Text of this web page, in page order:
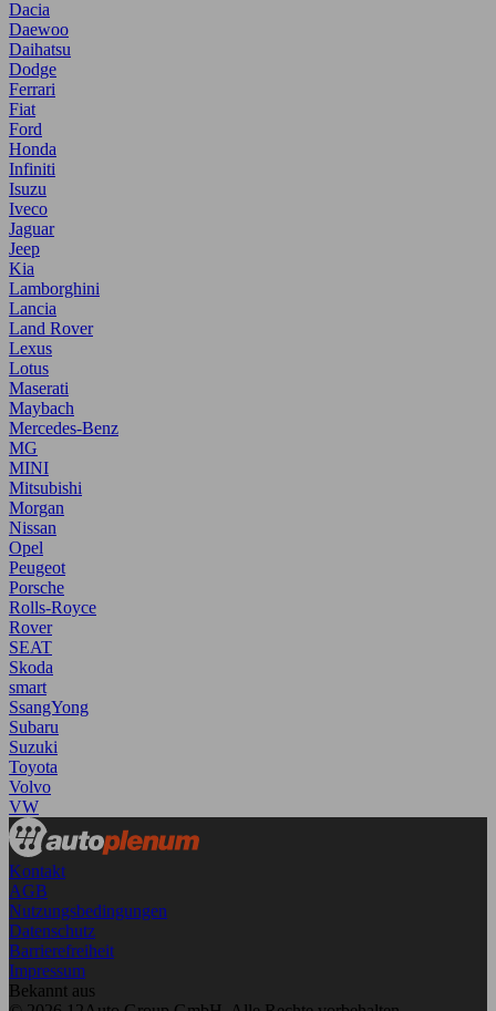
Dacia
Daewoo
Daihatsu
Dodge
Ferrari
Fiat
Ford
Honda
Infiniti
Isuzu
Iveco
Jaguar
Jeep
Kia
Lamborghini
Lancia
Land Rover
Lexus
Lotus
Maserati
Maybach
Mercedes-Benz
MG
MINI
Mitsubishi
Morgan
Nissan
Opel
Peugeot
Porsche
Rolls-Royce
Rover
SEAT
Skoda
smart
SsangYong
Subaru
Suzuki
Toyota
Volvo
VW
Kontakt
AGB
Nutzungsbedingungen
Datenschutz
Barrierefreiheit
Impressum
Bekannt aus